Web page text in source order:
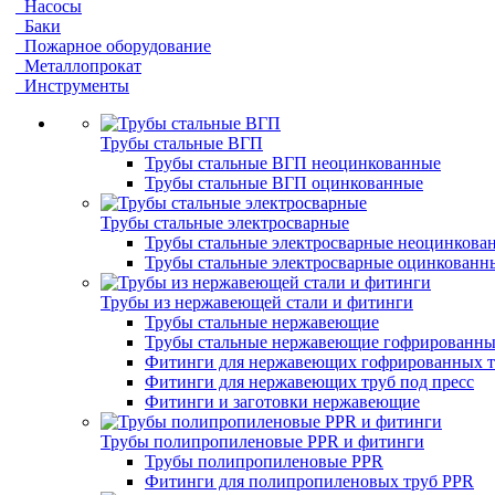
Насосы
Баки
Пожарное оборудование
Металлопрокат
Инструменты
Трубы стальные ВГП
Трубы стальные ВГП неоцинкованные
Трубы стальные ВГП оцинкованные
Трубы стальные электросварные
Трубы стальные электросварные
Трубы стальные электросварные
Трубы из нержавеющей стали и фитинги
Трубы стальные нержавеющие
Трубы стальные нержавеющие
Фитинги для нержавеющих гофрированных
Фитинги для нержавеющих труб под пресс
Фитинги и заготовки нержавеющие
Трубы полипропиленовые PPR и фитинги
Трубы полипропиленовые PPR
Фитинги для полипропиленовых труб PPR